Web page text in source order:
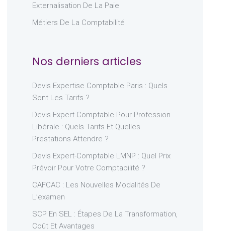
Externalisation De La Paie
Métiers De La Comptabilité
Nos derniers articles
Devis Expertise Comptable Paris : Quels
Sont Les Tarifs ?
Devis Expert-Comptable Pour Profession
Libérale : Quels Tarifs Et Quelles
Prestations Attendre ?
Devis Expert-Comptable LMNP : Quel Prix
Prévoir Pour Votre Comptabilité ?
CAFCAC : Les Nouvelles Modalités De
L’examen
SCP En SEL : Étapes De La Transformation,
Coût Et Avantages